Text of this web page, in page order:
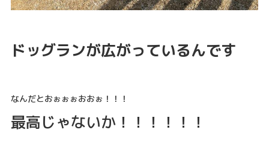
ドッグランが広がっているんです
なんだとおぉぉぉおおぉ！！！
最高じゃないか！！！！！！